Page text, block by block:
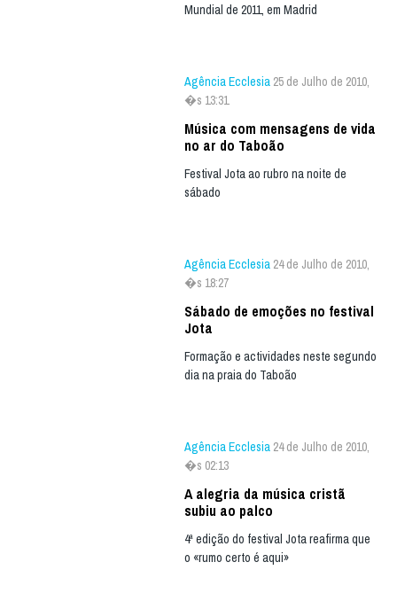
Mundial de 2011, em Madrid
Agência Ecclesia 25 de Julho de 2010,
�s 13:31
Música com mensagens de vida
no ar do Taboão
Festival Jota ao rubro na noite de
sábado
Agência Ecclesia 24 de Julho de 2010,
�s 18:27
Sábado de emoções no festival
Jota
Formação e actividades neste segundo
dia na praia do Taboão
Agência Ecclesia 24 de Julho de 2010,
�s 02:13
A alegria da música cristã
subiu ao palco
4ª edição do festival Jota reafirma que
o «rumo certo é aqui»